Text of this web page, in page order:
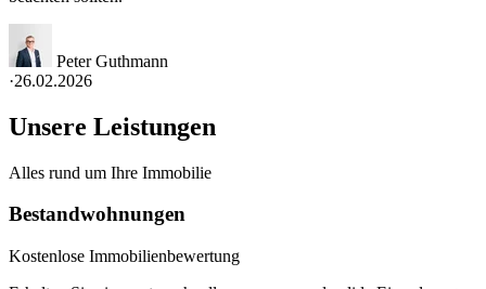
Peter Guthmann
·26.02.2026
Unsere Leistungen
Alles rund um Ihre Immobilie
Bestandwohnungen
Kostenlose Immobilienbewertung